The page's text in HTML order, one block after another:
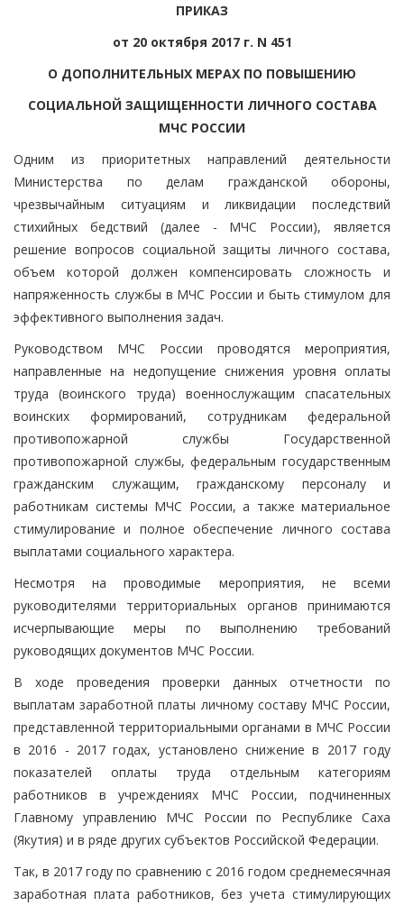
ПРИКАЗ
от 20 октября 2017 г. N 451
О ДОПОЛНИТЕЛЬНЫХ МЕРАХ ПО ПОВЫШЕНИЮ
СОЦИАЛЬНОЙ ЗАЩИЩЕННОСТИ ЛИЧНОГО СОСТАВА
МЧС РОССИИ
Одним из приоритетных направлений деятельности
Министерства по делам гражданской обороны,
чрезвычайным ситуациям и ликвидации последствий
стихийных бедствий (далее - МЧС России), является
решение вопросов социальной защиты личного состава,
объем которой должен компенсировать сложность и
напряженность службы в МЧС России и быть стимулом для
эффективного выполнения задач.
Руководством МЧС России проводятся мероприятия,
направленные на недопущение снижения уровня оплаты
труда (воинского труда) военнослужащим спасательных
воинских формирований, сотрудникам федеральной
противопожарной службы Государственной
противопожарной службы, федеральным государственным
гражданским служащим, гражданскому персоналу и
работникам системы МЧС России, а также материальное
стимулирование и полное обеспечение личного состава
выплатами социального характера.
Несмотря на проводимые мероприятия, не всеми
руководителями территориальных органов принимаются
исчерпывающие меры по выполнению требований
руководящих документов МЧС России.
В ходе проведения проверки данных отчетности по
выплатам заработной платы личному составу МЧС России,
представленной территориальными органами в МЧС России
в 2016 - 2017 годах, установлено снижение в 2017 году
показателей оплаты труда отдельным категориям
работников в учреждениях МЧС России, подчиненных
Главному управлению МЧС России по Республике Саха
(Якутия) и в ряде других субъектов Российской Федерации.
Так, в 2017 году по сравнению с 2016 годом среднемесячная
заработная плата работников, без учета стимулирующих